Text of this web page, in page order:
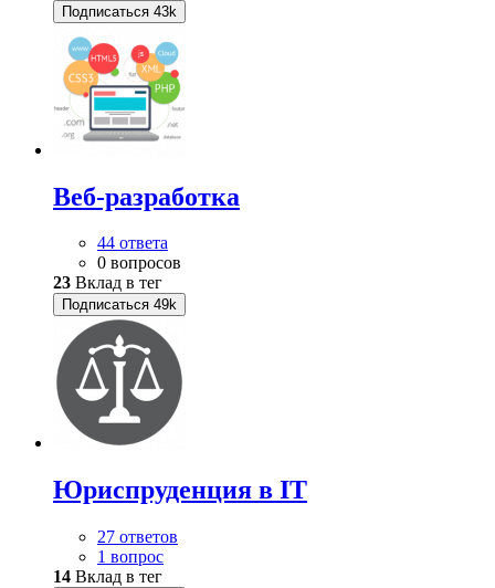
Подписаться 43k
Веб-разработка
44 ответа
0 вопросов
23 Вклад в тег
Подписаться 49k
Юриспруденция в IT
27 ответов
1 вопрос
14 Вклад в тег